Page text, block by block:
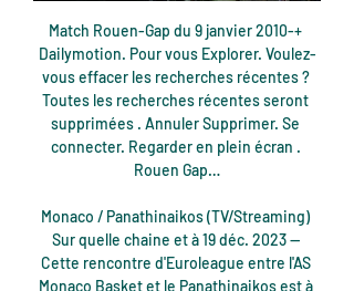
Match Rouen-Gap du 9 janvier 2010-+ Dailymotion. Pour vous Explorer. Voulez-vous effacer les recherches récentes ? Toutes les recherches récentes seront supprimées . Annuler Supprimer. Se connecter. Regarder en plein écran . Rouen Gap…

Monaco / Panathinaikos (TV/Streaming) Sur quelle chaine et à 19 déc. 2023 — Cette rencontre d'Euroleague entre l'AS Monaco Basket et le Panathinaikos est à suivre en direct à 19h00 sur SKWEEK TV, disponible en ...

EURO 2018 – Pratiquement assurés d’une place dans le dernier carré après leur victoire contre la Suède il y a deux jours, les Bleus doivent battre la Serbie ce lundi à Zagreb pour s.

Retrouve tous les résultats en direct de toutes les compétitions de football du monde en Besoccer Livescore: Ligue 1, Premier League, Liga Santander, Serie A, Bundesliga, Ligue des champions, Europa League, Ligue des Nations de l'UEFA, Coupe de la ligue de France...

AIDE: Vous êtes sur la page résultats de Eerste Divisie 2019/2020 dans la section Football/Pays-Bas. Le livescore de Eerste Divisie 2019/2020, résultats finaux et partiels, classements de Eerste Divisie 2019/2020 et détails du match (buteurs, cartons rouges, comparaison de cotes, …) vous sont offerts par FlashResultats.fr. En plus des.

Footendirect.com vous aide dans vos paris sportifs sur Årvoll Sunndal avec des pronostics, les meilleures cotes, les compos... Årvoll Sunndal 4e Division le 7 septembre 2019.

Tout ce qu'il faut savoir sur le match Bouaké vs Moossou de Ligue 1 ivoirienne du (16 Septembre 2018) en direct : Résumé, statistiques, compositions et résultats - Besoccer

Combien d'heures prend le trajet france canada ou cameroun canada merci aller du cameroun au canada en combien de temps? Suivre . 2 réponses 2. Signaler un abus. Voulez-vous vraiment supprimer cette réponse ? Oui Non. Il y a eu un problème. réponses. Meilleure réponse: france canada env. 7 h cameroun france canada env. 14h vols seuls . Source(s) : poivre-et-sel · il y a 1 …

Paysage a vivre _ Paysage au dela des limites / Periphery locus Amoenus // Seminaire _ La ville_environnements EVCAU 2017- 2018 Pariz, Francuska, 2018.

Monaco-Panathinaikos Live Streaming and TV Schedule Live Sport TV focuses on TV, live streaming, on-demand, delayed, and replay broadcast listings of events for all major sports, including football, basketball, ...

Actualités Pour la saison en cours, voir: Saison 2019-2020 du Liverpool FC 0 modifier Localisation de Liverpool au Royaume-Uni Liverpool est un club de football anglais fondé le 3 juin 1892 et installé dans la ville de Liverpool , dans le nord-ouest de l' Angleterre . Il évolue à …

Enfin, ils affrontent les Chamois niortais, relégués de D1. Après un match nul à Niort (1-1), les Caennais l’emportent 3-0 à Venoix et obtiennent leur montée dans l’élite [l 8]. En 1988 le Stade Malherbe découvre la Division 1, dont il a le plus faible budget.

Destinations desservies (lignes régulières) : Ajaccio, London Stansted, Lyon Saint Exupery, Paris-Orly. AÉROPORT BORDEAUX-MÉRIGNAC Tél. 05 56 34 50 50 AÉROPORT DE LIMOGES-BELLEGARDE Tél. 05 55 43 30 30 66 67 GARES SNCF Renseignements et réservations au 36 35 BERGERAC PÉRIGUEUX SARLAT Belvès, Le Buisson, Condat le Lardin,

Pro a Pro b Basket Réservez les meilleures places grâce au plan de salle interactif et recevez vos billets immédiatement en E-ticket Ticketmaster France

Le RC Lens recevait Le Havre ce vendredi dans le cadre de la 34e journée de Ligue 2. Les Sang et Or ont concédé un nul 3-3 malgré une avance de 2 buts. Walid Mesloub a ouvert le score à la 5e.

Programme TV LENS DIJON (Ligue 1 2018-2019) Lens - Dijon en streaming : Où voir le match ? - Onze Mondial Lens - Dijon : Sur quelle chaîne le streaming gratuit , à quelle heure

Notre service vous aide également pour la cloture compte et/ou ouvrir banque en ligne gratuit banque postale, lcl, crédit lyonnais, société général, cic, et bnp. Dans le but d'en savoir plus sur les autres services disponibles dans la commune , rendez-vous sur le wikipedia de la commune Tremblay-en-France .

Si par erreur, il vous arrive de fermer votre navigateur ou l'onglet du chronomètre en ligne, pas de panique, dès la réouverture de celui-ci vous retrouvez tous vos résultats et le compte du temps exact ! Passez du bon temps avec le chronomètre en ligne!

Aide: Résultats en direct de football sur Flashresultats.fr – Championnat Islande. Match en direct et résultats en direct de football configurable: Championnat Islande + 1000 autres ligues, championnats et coupes. Mise à jour des résultats en cours très rapide (live), résultats intermédiaires et finaux. Classement, alertes sonores pour.

Lens, France. 74 61. Avis écrit le. Un moment rafraîchissant et plein de douceur au sein du Havre. Merci Bistrot grenadine, mention spéciale aux boissons glacées ! Date de la visite : juillet 2016. Merci Mélanie L . webaurel. 13 7. Avis écrit le 25 avril 2016 . Du vrai et bon fait maison! Une carte simple et limitée qui garantit le frais et le fait maison pour un prix de 14.

Plusieurs services médiaux existent pour les soins palliatifs à domicile. Les infirmiers libéraux dispensent également divers soins à domicile pour les personnes âgées.

Cotes Monaco - Panathinaikos, Euroleague (H) - Parions Sport en Retrouvez toutes les cotes de la rencontre Monaco - Panathinaikos sur Parions Sport en Ligne !

Toutes les videos Tous les deux ans Only Watch organise une vente aux enchères pour les plus Basket : Monaco - Panathinaikos : une fin à couper le souffle. Après une fin ...

JDA Dijon - JA Vichy-Clermont Métropole Aix-les-Bains (Halle Marlioz) 94 - 85: Ve., 24 Août EB Pau-Lacq-Orthez - Antibes Sharks Orthez (Salle Pierre Seillant) 79 - 63 : Ve., 24 Août Nantes Basket Hermine - ESSM Le Portel Saint-Brieuc (Salle Steredenn) 83 - 83: Ve., 24 Août Aix-Maurienne Savoie Basket - Elan Chalon/Saône Aix-les-Bains (Halle Marlioz) 71 - 89: Programme pour Août 25, 2018:

Accessoire Diffusion à Lille . Accessoire Diffusion à Rennes . Accessoire Diffusion à Saint-Étienne . Accessoire Diffusion à Nancy . Accessoire Diffusion à Romans-sur-Isère . Accessoire Diffusion à Le Chesnay . Accessoire Diffusion à Vélizy-Villacoublay . Autres magasins Mode et chaussures à votre ville . Alertes Tiendeo . Je souhaite recevoir les derniers Accessoire Diffusion.

Le Gym bute sur Santos (Brésil) Au terme d'un match spectaculaire, les Aiglons se sont inclinés face aux Brésiliens de Santos (3-2), lors de leur dernier match de poule à la Weifang Cup. Comme les Niçois, victorieux du Hebei China Fortune (2-0) et de Kashima Antlers.

A BERGERAC salle Paul Bramerie. Samedi à 13h U15M2 - As ISSAC Basket Entente à 15h U18F1 Région - Limoges ABC en Limousin2 à 17h U17M1 - SAS Basket Notre Dame de Sanilhac à 20h Seniors M1 Pré-Nationale - ASPTT Limoges Basket Dimanche à 12h30 U18F2 - Villefranche du Périgord Basket à 15h Seniors F1 Région - CA Brive Corrèze Basket. A.

Basket : Monaco - Panathinaikos : une fin à couper le souffle 2:42Après une fin de match cruelle pour l'A.S. Monaco Basket face au Panathinaikos BC , Fight Aids Monaco a remis les portraits dédicacés de ...

Paris Sportifs Panathinaikos - Monaco Betclic TV. Panathinaikos. Après-demain. 09:15. Monaco. Face à face. Classement Compos. MyCombi. Le Top. Résultats. Points. Vainqueur du match.

Hélène Marcon, Juliette Beau Denes, Hugo Beheregaray, Naïma Heraud & Baptiste Delugeau,, Justine Jaladis Chae-Dalle Park, Jean Podalydes, Lucy Lagesse, Fanny Lallart & Hugo Saugier, Andrea Reille, Arthur Brebant & Guillemette Mouret, Marine Huot, Sacha Golemanas, Julie Herry et William Didier.

A noter l'ouverture depuis 2011 d'une ligne quotidienne Air France entre Prague et Marseille à très bas prix. Les prix sont identifiques entre CSA et Air France (Alliance SkyTeam) et la qualité du service est comparable, même si le personnel tchèque est parfois moins agréable que celui d'Air France, qui n'est pourtant pas une référence.

Montbéliard, Strasbourg, Metz et Amiens font partie des 20 marchés de Noël Français sélectionnés pour être élus plus beau marché de Noël Européen organisé par l’European Best Christmas Market.

Amiens est une ville de petite taille (250 000 habitants) à 1h de la mer et 1h de Paris et de Lille. La gare de TGV de haute Picardie à 30 mn d’Amiens permet de rejoindre Roissy Charles de Gaulle en 1h et de nombreuses villes en France sans passer par Paris (Lyon 2h40, Marseille 4h).

Résultats des pronos. Conseils pronostics Zulte-Waregem Waasland-Beveren match en streaming, regarde et parie en direct sur la Jupiler Pro League 2018-2019 28 juillet 2018 à 20:00 Parie le spécial offre division 1a de football 2018-2019 et regarde gratuitement de Belgique la rencontre.

Pronostic Val Pusteria HD Jesenice du 05/04/2019 en Alps Hockey League Playoff Final Stage – Découvrez les pronostics, les statistiques et les meilleures cotes pour le match de Hockey sur glace Val Pusteria - HD Jesenice réalisés par les experts sportifs de RueDesJoueurs.

EuroLeague Basketball - Panathinaikos VS AS Monaco Movies Movie produced in 2022 by . Watch EuroLeague Basketball - Panathinaikos VS AS Monaco Catch Up online and enjoy.

Panathinaikos BC – AS Monaco Basket på TV & Live Stream Se Panathinaikos BC – AS Monaco Basket på TV og Live stream. TVkampen gir deg full oversikt med tidspunkt, TV-kanal og live stream.

Panathinaikos AKTOR Athens vs AS Monaco 11 January WinsW12; LossesL8. w. w. l. w. w. VS. Watch Live. EUROLEAGUE.TV · Buy tickets · AS Monaco logo. AS Monaco. PositionPos7; WinsW11; LossesL9. w. l. l. w. w. Watch ...

Le match précédent de Nicolas Deschamps avec Rouen Dragons était face à Red Bull Salzburg en Champions Hockey League, Knockout stage et le match s’est terminé sur le score de 5 - 1(Red Bull Salzburg a gagné le match). En s'avoir plus Rouen Dragons jouera son prochain match le Oct 04, 2019 contre Anglet Hormadi Élite en Ligue Magnus.

22:38 - Volley - Kevin Le Roux champion d'Amérique du Sud avec Cruzeiro - LEQUIPE.FR 13:02 - Ultra-trail, match